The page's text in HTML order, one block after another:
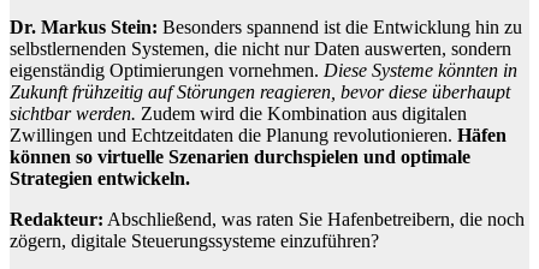
Dr. Markus Stein: Besonders spannend ist die Entwicklung hin zu
selbstlernenden Systemen, die nicht nur Daten auswerten, sondern
eigenständig Optimierungen vornehmen. Diese Systeme könnten in
Zukunft frühzeitig auf Störungen reagieren, bevor diese überhaupt
sichtbar werden. Zudem wird die Kombination aus digitalen
Zwillingen und Echtzeitdaten die Planung revolutionieren. Häfen
können so virtuelle Szenarien durchspielen und optimale
Strategien entwickeln.
Redakteur: Abschließend, was raten Sie Hafenbetreibern, die noch
zögern, digitale Steuerungssysteme einzuführen?